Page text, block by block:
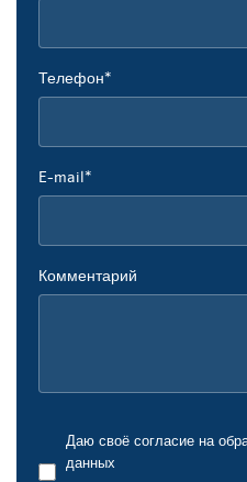
Телефон*
E-mail*
Комментарий
Даю своё согласие на
данных